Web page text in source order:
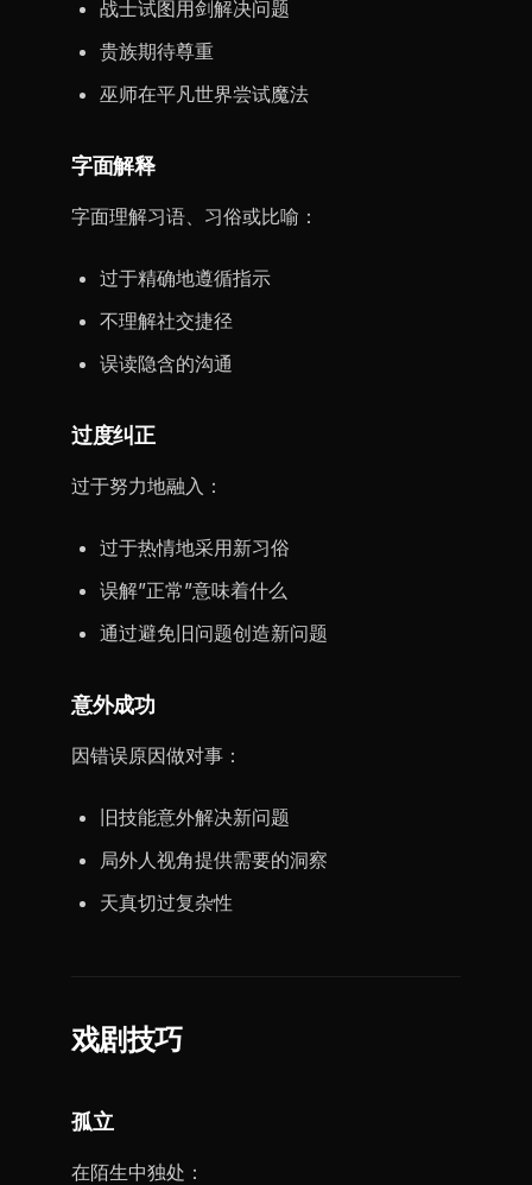
战士试图用剑解决问题
贵族期待尊重
巫师在平凡世界尝试魔法
字面解释
字面理解习语、习俗或比喻：
过于精确地遵循指示
不理解社交捷径
误读隐含的沟通
过度纠正
过于努力地融入：
过于热情地采用新习俗
误解”正常”意味着什么
通过避免旧问题创造新问题
意外成功
因错误原因做对事：
旧技能意外解决新问题
局外人视角提供需要的洞察
天真切过复杂性
戏剧技巧
孤立
在陌生中独处：